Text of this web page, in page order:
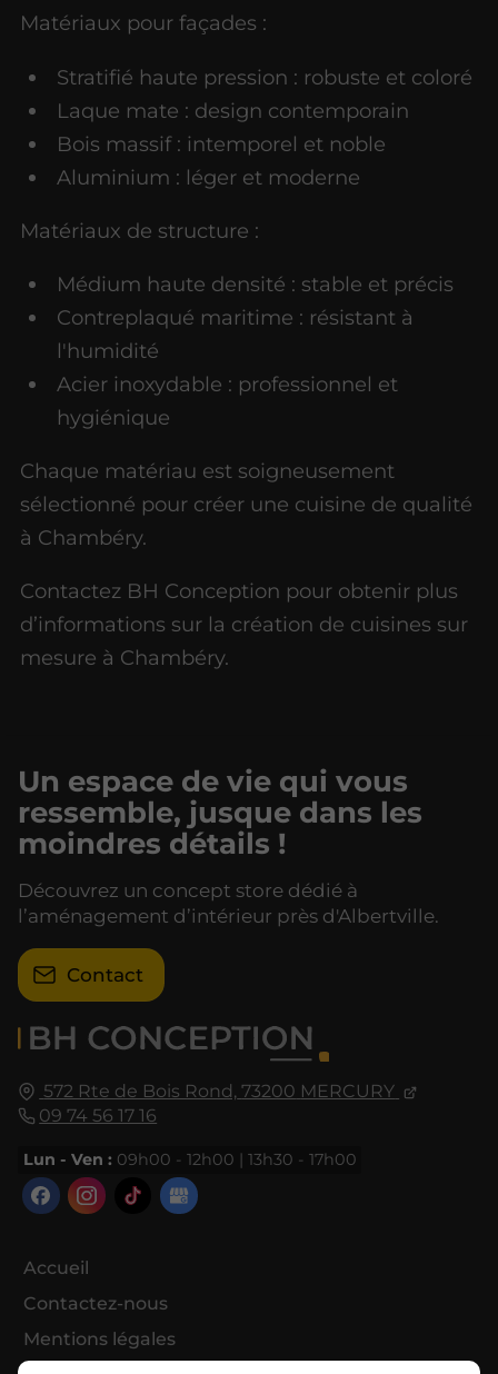
Matériaux pour façades :
Stratifié haute pression : robuste et coloré
Laque mate : design contemporain
Bois massif : intemporel et noble
Aluminium : léger et moderne
Matériaux de structure :
Médium haute densité : stable et précis
Contreplaqué maritime : résistant à
l'humidité
Acier inoxydable : professionnel et
hygiénique
Chaque matériau est soigneusement
sélectionné pour créer une cuisine de qualité
à Chambéry.
Contactez BH Conception pour obtenir plus
d’informations sur la création de cuisines sur
mesure à Chambéry.
572 Rte de Bois Rond, 73200 MERCURY
09 74 56 17 16
Lun - Ven : 09h00 - 12h00 | 13h30 - 17h00
Accueil
Contactez-nous
Mentions légales
Un espace de vie qui vous
ressemble, jusque dans les
moindres détails !
Découvrez un concept store dédié à
l’aménagement d’intérieur près d'Albertville.
Contact